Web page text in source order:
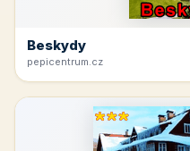
Jetřichovice
hotelvysokalipa.cz